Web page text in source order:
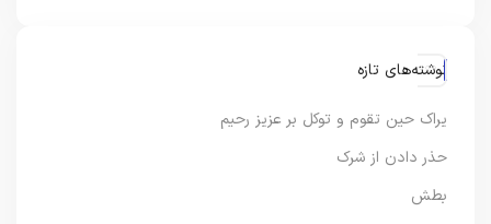
نوشته‌های تازه
یراک حین تقوم و توکل بر عزیز رحیم
حذر دادن از شرک
بطش